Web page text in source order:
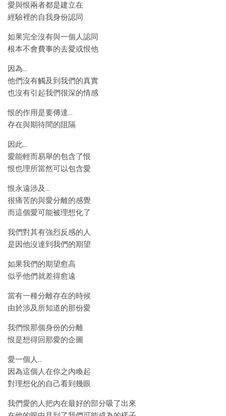
愛與恨兩者都是建立在
經驗裡的自我身份認同
如果完全沒有與一個人認同
根本不會費事的去愛或恨他
因為…
他們沒有觸及到我們的真實
也沒有引起我們很深的情感
恨的作用是要傳達…
存在與期待間的阻隔
因此…
愛能輕而易舉的包含了恨
恨也理所當然可以包含愛
恨永遠涉及…
很痛苦的與愛分離的感覺
而這個愛可能被理想化了
我們對其有強烈反感的人
是因他沒達到我們的期望
如果我們的期望愈高
似乎他們就差得愈遠
當有一種分離存在的時候
由於涉及所知道的那份愛
我們恨那個身份的分離
恨是想得回那愛的企圖
愛一個人…
因為這個人在你之內喚起
對理想化的自己看到幾眼
我們愛的人把內在最好的部分吸了出來